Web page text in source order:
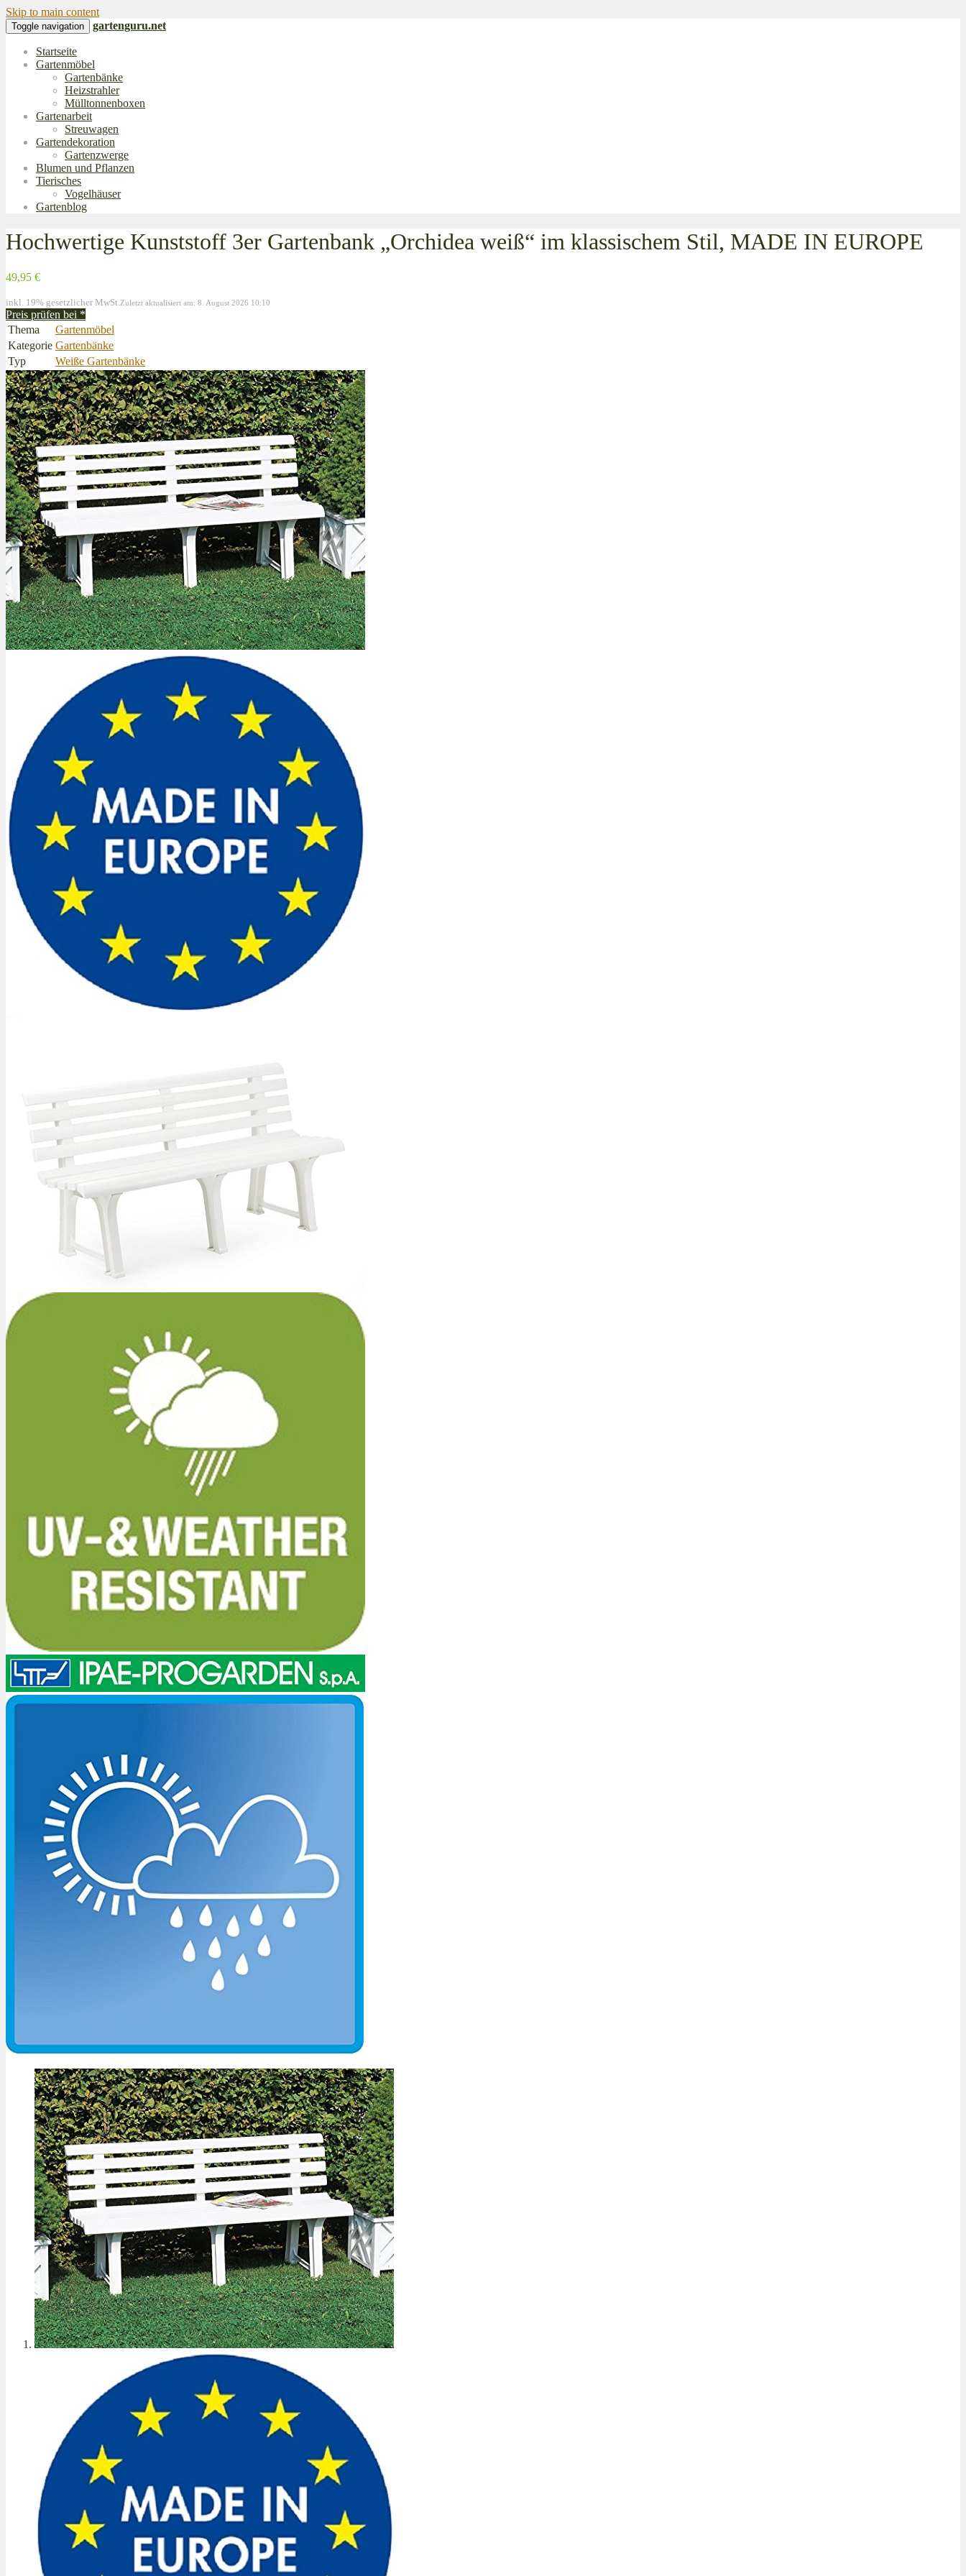
Skip to main content
Toggle navigation gartenguru.net
Startseite
Gartenmöbel
Gartenbänke
Heizstrahler
Mülltonnenboxen
Gartenarbeit
Streuwagen
Gartendekoration
Gartenzwerge
Blumen und Pflanzen
Tierisches
Vogelhäuser
Gartenblog
Hochwertige Kunststoff 3er Gartenbank „Orchidea weiß“ im klassischem Stil, MADE IN EUROPE
49,95 €
inkl. 19% gesetzlicher MwSt. Zuletzt aktualisiert am: 8. August 2026 10:10
Preis prüfen bei *
Thema
Gartenmöbel
Kategorie Gartenbänke
Typ
Weiße Gartenbänke